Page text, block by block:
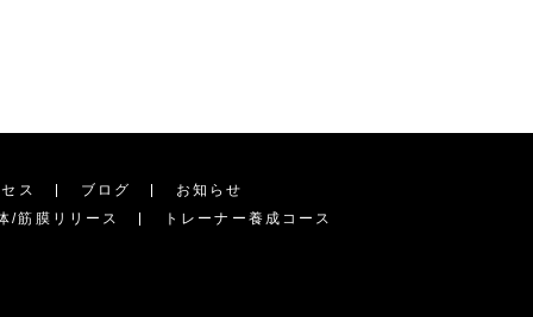
ス ブログ
お知らせ
/筋膜リリース トレーナー養成コース